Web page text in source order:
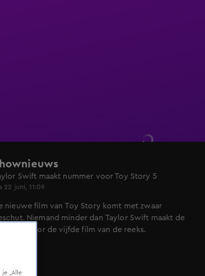
Swift maakt nummer voor Toy Story 5
22 juni, 11:09
nieuwe film van Toy Story komt met zwaar
Niemand minder dan Taylor Swift maakt de
voor de vijfde film van de reeks.
„Alle